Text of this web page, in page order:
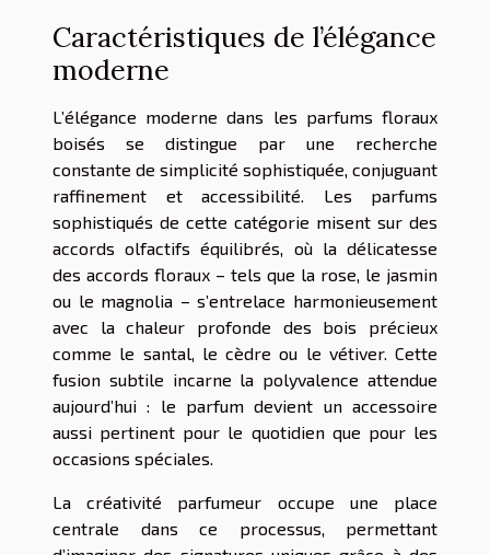
Caractéristiques de l’élégance
moderne
L’élégance moderne dans les parfums floraux
boisés se distingue par une recherche
constante de simplicité sophistiquée, conjuguant
raffinement et accessibilité. Les parfums
sophistiqués de cette catégorie misent sur des
accords olfactifs équilibrés, où la délicatesse
des accords floraux – tels que la rose, le jasmin
ou le magnolia – s’entrelace harmonieusement
avec la chaleur profonde des bois précieux
comme le santal, le cèdre ou le vétiver. Cette
fusion subtile incarne la polyvalence attendue
aujourd’hui : le parfum devient un accessoire
aussi pertinent pour le quotidien que pour les
occasions spéciales.
La créativité parfumeur occupe une place
centrale dans ce processus, permettant